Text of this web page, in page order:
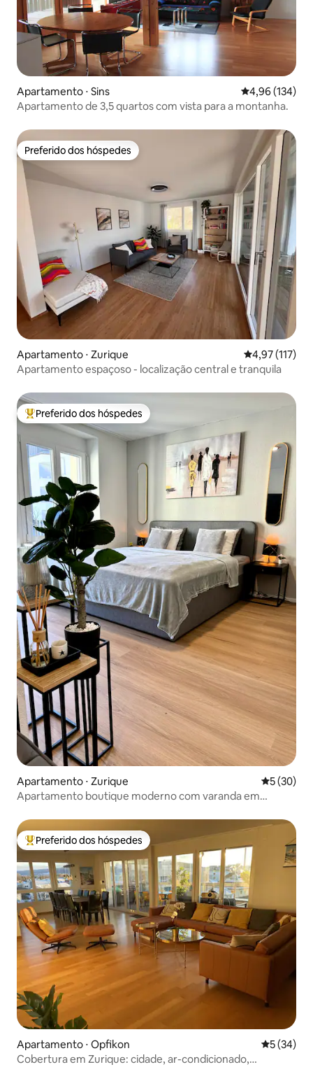
Apartamento ⋅ Sins 4,96 de uma
4,96 (134)
Apartamento de 3,5 quartos com vista para a montanha.
Preferido dos hóspedes
Preferido dos hóspedes
Apartamento ⋅ Zurique 4,97 de uma
4,97 (117)
Apartamento espaçoso - localização central e tranquila
Entre os melhores preferidos dos hóspedes
Preferido dos hóspedes
Apartamento ⋅ Zurique 5 de uma
5 (30)
Apartamento boutique moderno com varanda em
Entre os melhores preferidos dos hóspedes
Preferido dos hóspedes
Apartamento ⋅ Opfikon 5 de uma
5 (34)
Cobertura em Zurique: cidade, ar-condicionado,